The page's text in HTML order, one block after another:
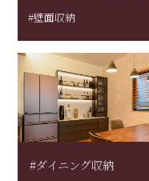
#壁面収納
#ダイニング収納